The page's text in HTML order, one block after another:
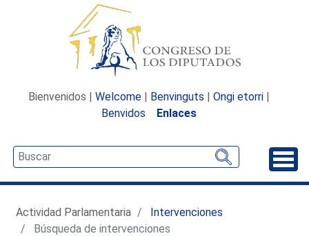
Bienvenidos | Welcome | Benvinguts | Ongi etorri |
Benvidos
Enlaces
Actividad Parlamentaria
Intervenciones
Búsqueda de intervenciones